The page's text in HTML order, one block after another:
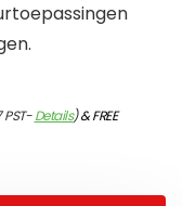
Details)&FREE